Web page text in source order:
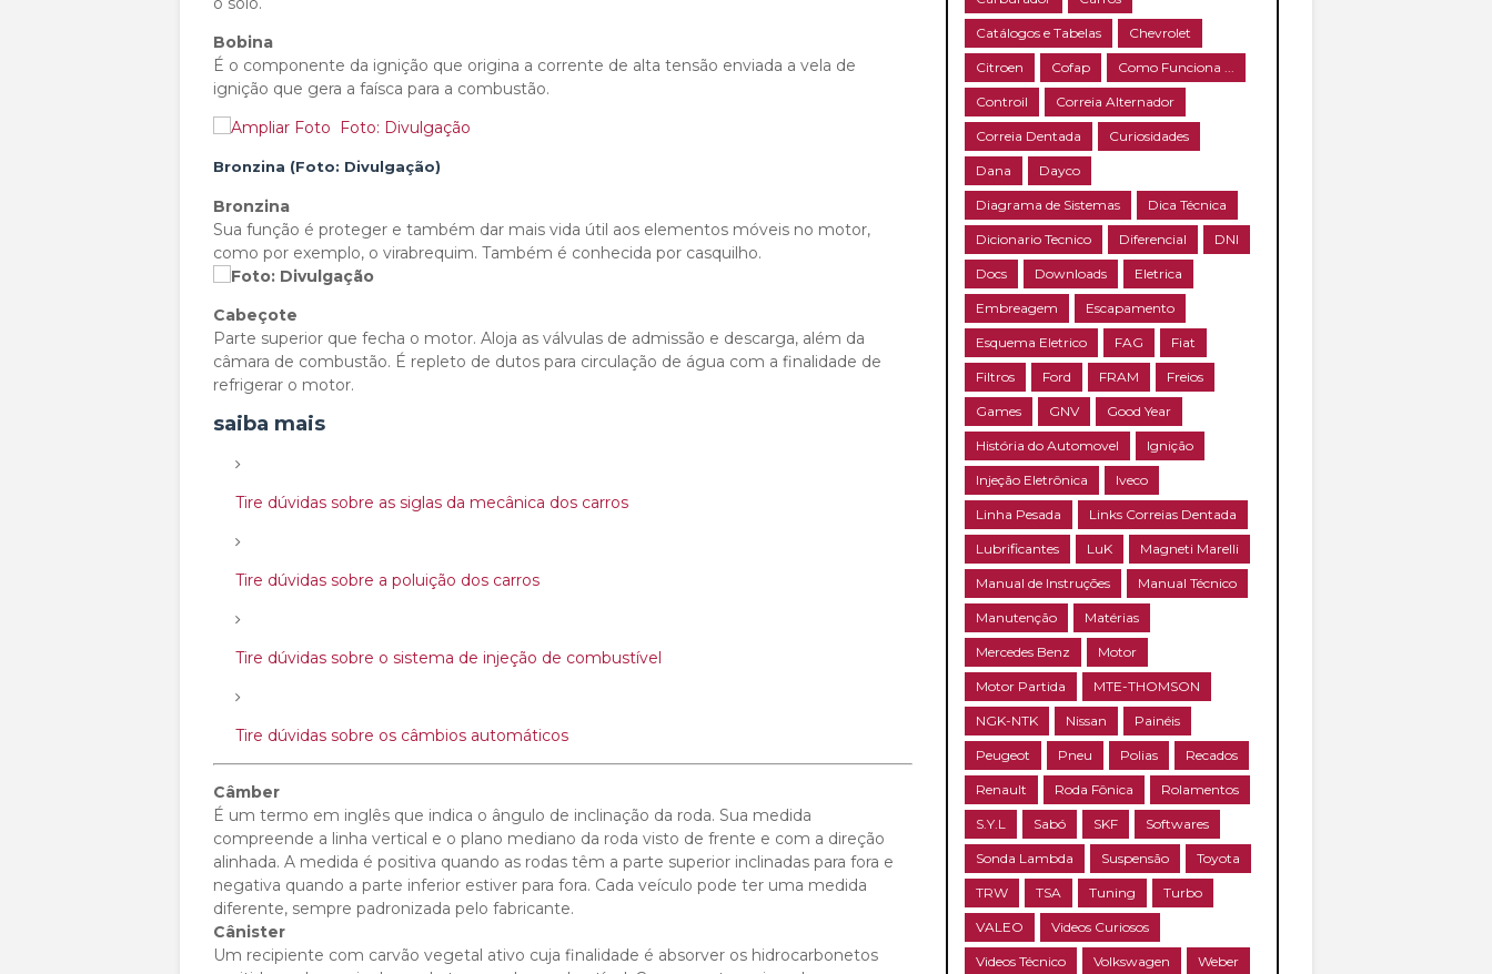
Bobina
É o componente da ignição que origina a corrente de alta tensão enviada a vela de
ignição que gera a faísca para a combustão.
Foto: Divulgação
Bronzina (Foto: Divulgação)
Bronzina
Sua função é proteger e também dar mais vida útil aos elementos móveis no motor,
como por exemplo, o virabrequim. Também é conhecida por casquilho.
Cabeçote
Parte superior que fecha o motor. Aloja as válvulas de admissão e descarga, além da
câmara de combustão. É repleto de dutos para circulação de água com a finalidade de
refrigerar o motor.
saiba mais
Tire dúvidas sobre as siglas da mecânica dos carros
Tire dúvidas sobre a poluição dos carros
Tire dúvidas sobre o sistema de injeção de combustível
Tire dúvidas sobre os câmbios automáticos
Câmber
É um termo em inglês que indica o ângulo de inclinação da roda. Sua medida
compreende a linha vertical e o plano mediano da roda visto de frente e com a direção
alinhada. A medida é positiva quando as rodas têm a parte superior inclinadas para fora e
negativa quando a parte inferior estiver para fora. Cada veículo pode ter uma medida
diferente, sempre padronizada pelo fabricante.
Cânister
Um recipiente com carvão vegetal ativo cuja finalidade é absorver os hidrocarbonetos
Catálogos e Tabelas Chevrolet
Citroen Cofap Como Funciona ...
Controil Correia Alternador
Correia Dentada Curiosidades
Dana Dayco
Diagrama de Sistemas Dica Técnica
Dicionario Tecnico Diferencial DNI
Docs Downloads Eletrica
Embreagem Escapamento
Esquema Eletrico FAG Fiat
Filtros Ford FRAM Freios
Games GNV Good Year
História do Automovel Ignição
Injeção Eletrônica Iveco
Linha Pesada Links Correias Dentada
Lubrificantes LuK Magneti Marelli
Manual de Instruções Manual Técnico
Manutenção Matérias
Mercedes Benz Motor
Motor Partida MTE-THOMSON
NGK-NTK Nissan Painéis
Peugeot Pneu Polias Recados
Renault Roda Fônica Rolamentos
S.Y.L Sabó SKF Softwares
Sonda Lambda Suspensão Toyota
TRW TSA Tuning Turbo
VALEO Videos Curiosos
Videos Técnico Volkswagen Weber